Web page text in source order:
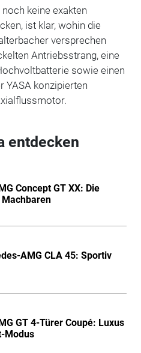
keine exakten
ist klar, wohin die
versprechen
Antriebsstrang, eine
sowie einen
YASA konzipierten
entdecken
Concept GT XX: Die
AMG CLA 45: Sportiv
GT 4-Türer Coupé: Luxus
Modus